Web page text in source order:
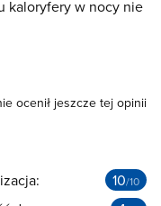
kaloryfery w nocy nie
ocenił jeszcze tej opinii
10/10